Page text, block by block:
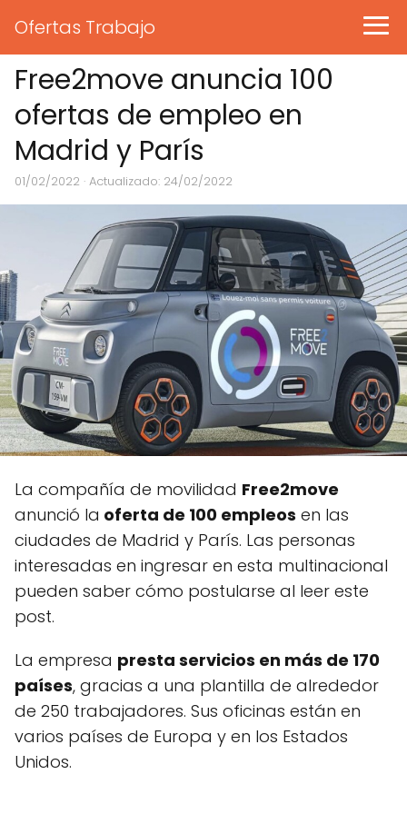
Ofertas Trabajo
Free2move anuncia 100
ofertas de empleo en
Madrid y París
01/02/2022 · Actualizado: 24/02/2022
La compañía de movilidad Free2move
anunció la oferta de 100 empleos en las
ciudades de Madrid y París. Las personas
interesadas en ingresar en esta multinacional
pueden saber cómo postularse al leer este
post.
La empresa presta servicios en más de 170
países, gracias a una plantilla de alrededor
de 250 trabajadores. Sus oficinas están en
varios países de Europa y en los Estados
Unidos.